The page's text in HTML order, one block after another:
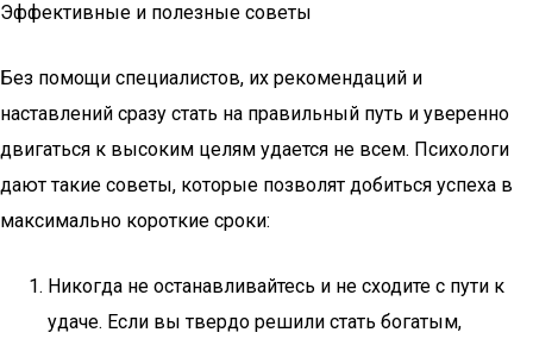
Эффективные и полезные советы
Без помощи специалистов, их рекомендаций и
наставлений сразу стать на правильный путь и уверенно
двигаться к высоким целям удается не всем. Психологи
дают такие советы, которые позволят добиться успеха в
максимально короткие сроки:
Никогда не останавливайтесь и не сходите с пути к
удаче. Если вы твердо решили стать богатым,